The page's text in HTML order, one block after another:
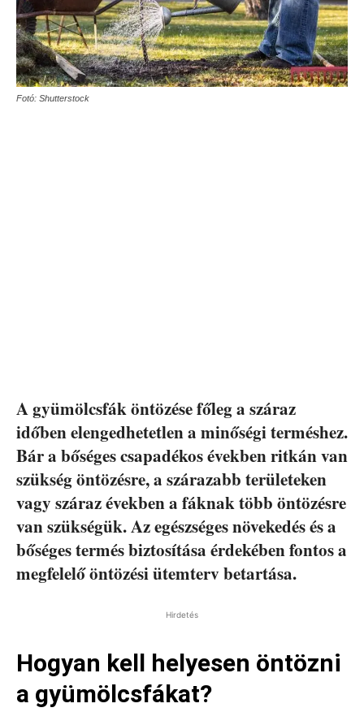
Fotó: Shutterstock
A gyümölcsfák öntözése főleg a száraz
időben elengedhetetlen a minőségi terméshez.
Bár a bőséges csapadékos években ritkán van
szükség öntözésre, a szárazabb területeken
vagy száraz években a fáknak több öntözésre
van szükségük. Az egészséges növekedés és a
bőséges termés biztosítása érdekében fontos a
megfelelő öntözési ütemterv betartása.
Hirdetés
Hogyan kell helyesen öntözni
a gyümölcsfákat?